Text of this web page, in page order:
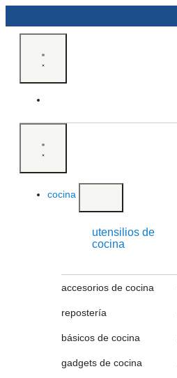
cocina
utensilios de
cocina
accesorios de cocina
repostería
básicos de cocina
gadgets de cocina